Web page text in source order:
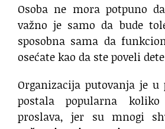
Osoba ne mora potpuno
važno je samo da bude
sposobna sama da
osećate kao da ste poveli
Organizacija putovanja je u
postala popularna
proslava, jer su mnogi